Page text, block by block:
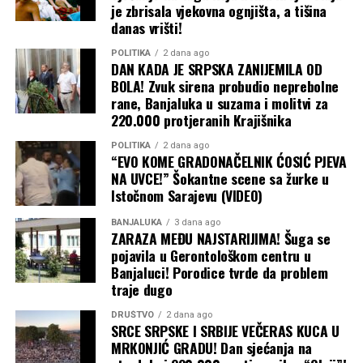
pomolu. Isto tako, ne treba očekivati ni obnovu
sporazuma postignutog pod okriljem Ujedinjenih nacija
u julu 2022. godine, koji je ranije omogućio bezbjednu
plovidbu do i iz ukrajinskih luka.
Baš kao što je kriza u Ormuskom moreuzu primorala
susjedne zemlje da grozničavo traže nove puteve za
izvoz nafte iz Persijskog zaliva, tako bi i Ukrajina mogla
da preusmjeri izvoz žita preko Dunava, rumunskih luka i
željeznice, kao što je to činila na početku rata. Ali, kao i
tada, ta alternativna rješenja su skupa i logistički znatno
komplikovanija.
Zbog svega ovoga, priroda ruskog rata protiv Ukrajine
nastaviće da se mijenja dok obje strane traže način da
prekinu pat-poziciju na frontu u svoju korist. A
ekonomska šteta, koja se osjeća daleko izvan granica
Ukrajine i Rusije, nastaviće da se gomila, piše Blic.
je zbrisala vjekovna ognjišta, a tišina
danas vrišti!
POLITIKA 2 dana ago
DAN KADA JE SRPSKA ZANIJEMILA OD
BOLA! Zvuk sirena probudio neprebolne
rane, Banjaluka u suzama i molitvi za
220.000 protjeranih Krajišnika
POLITIKA 2 dana ago
“EVO KOME GRADONAČELNIK ĆOSIĆ PJEVA
NA UVCE!” Šokantne scene sa žurke u
Istočnom Sarajevu (VIDEO)
BANJALUKA 3 dana ago
ZARAZA MEĐU NAJSTARIJIMA! Šuga se
pojavila u Gerontološkom centru u
Banjaluci! Porodice tvrde da problem
traje dugo
DRUŠTVO 2 dana ago
SRCE SRPSKE I SRBIJE VEČERAS KUCA U
MRKONJIĆ GRADU! Dan sjećanja na